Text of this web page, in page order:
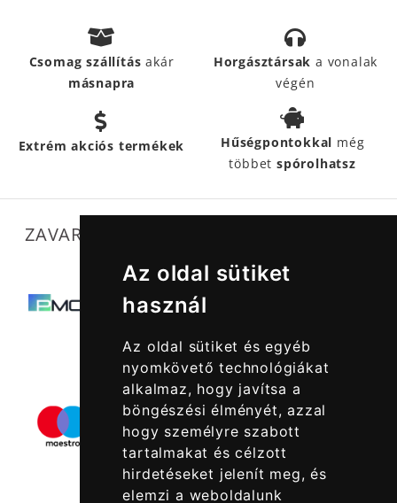
Az oldal sütiket
használ
Az oldal sütiket és egyéb
nyomkövető technológiákat
alkalmaz, hogy javítsa a
böngészési élményét, azzal
hogy személyre szabott
tartalmakat és célzott
hirdetéseket jelenít meg, és
elemzi a weboldalunk
Csomag szállításakár
másnapra
Horgásztársak a vonalak
végén
Extrém akciós termékek Hűségpontokkal még
többetspórolhatsz
ZAVARTALAN MŰKÖDÉSÜNKET SEGÍTIK